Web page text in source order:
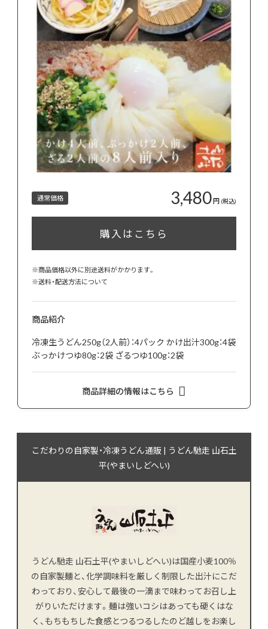
通常価格 3,480円 (税込)
購入はこちら
※商品価格以外に別途送料がかかります。
※送料・配送方法について
商品紹介
冷凍生うどん250g（2人前）：4パック かけ出汁300g：4袋
ぶっかけつゆ80g：2袋 ざるつゆ100g：2袋
商品詳細の情報はこちら
こだわりの自家製・冷凍うどん通販 | うどん馳走 山石土
平(やまいしどへい)
うどん馳走 山石土平(やまいしどへい)は国産小麦100％
の自家製麺と、化学調味料を厳しく制限した出汁にこだ
わっており、安心して最後の一滴まで味わってお召し上
がりいただけます。麺は強いコシはあっても硬くはな
く、もちもちした食感とつるつるしたのど越しをお楽し